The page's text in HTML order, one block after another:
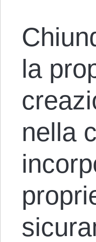
la
nella